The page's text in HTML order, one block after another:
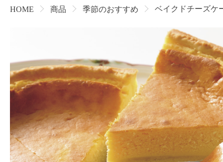
HOME 商品 季節のおすすめ ベイクドチーズケ